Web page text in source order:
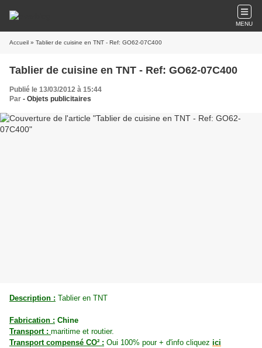
MENU
Accueil » Tablier de cuisine en TNT - Ref: GO62-07C400
Tablier de cuisine en TNT - Ref: GO62-07C400
Publié le 13/03/2012 à 15:44
Par - Objets publicitaires
Description : Tablier en TNT
Fabrication : Chine
Transport : maritime et routier.
Transport compensé CO² : Oui 100% pour + d'info cliquez ici